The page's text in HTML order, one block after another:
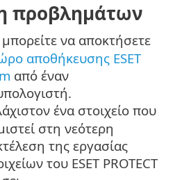
προβλημάτων
να αποκτήσετε
αποθήκευσης ESET
από έναν
ένα στοιχείο που
στη νεότερη
της εργασίας
του ESET PROTECT